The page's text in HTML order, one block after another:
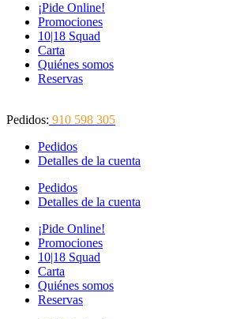
¡Pide Online!
Promociones
10|18 Squad
Carta
Quiénes somos
Reservas
Pedidos: 910 598 305
Pedidos
Detalles de la cuenta
Pedidos
Detalles de la cuenta
¡Pide Online!
Promociones
10|18 Squad
Carta
Quiénes somos
Reservas